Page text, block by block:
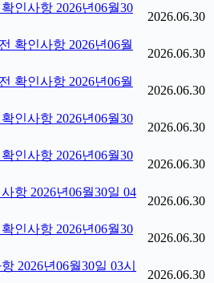
인사항 2026년06월30
2026.06.30
확인사항 2026년06월
2026.06.30
확인사항 2026년06월
2026.06.30
인사항 2026년06월30
2026.06.30
인사항 2026년06월30
2026.06.30
항 2026년06월30일 04
2026.06.30
인사항 2026년06월30
2026.06.30
2026년06월30일 03시
2026.06.30